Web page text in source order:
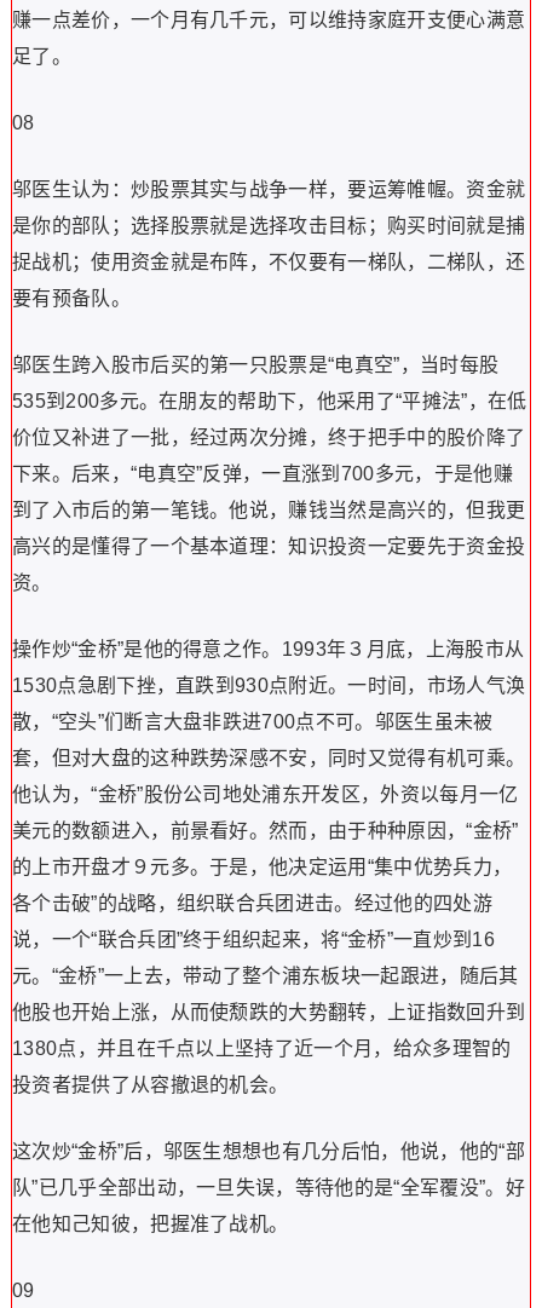
赚一点差价，一个月有几千元，可以维持家庭开支便心满意
足了。
08
邬医生认为：炒股票其实与战争一样，要运筹帷幄。资金就
是你的部队；选择股票就是选择攻击目标；购买时间就是捕
捉战机；使用资金就是布阵，不仅要有一梯队，二梯队，还
要有预备队。
邬医生跨入股市后买的第一只股票是“电真空”，当时每股
535到200多元。在朋友的帮助下，他采用了“平摊法”，在低
价位又补进了一批，经过两次分摊，终于把手中的股价降了
下来。后来，“电真空”反弹，一直涨到700多元，于是他赚
到了入市后的第一笔钱。他说，赚钱当然是高兴的，但我更
高兴的是懂得了一个基本道理：知识投资一定要先于资金投
资。
操作炒“金桥”是他的得意之作。1993年３月底，上海股市从
1530点急剧下挫，直跌到930点附近。一时间，市场人气涣
散，“空头”们断言大盘非跌进700点不可。邬医生虽未被
套，但对大盘的这种跌势深感不安，同时又觉得有机可乘。
他认为，“金桥”股份公司地处浦东开发区，外资以每月一亿
美元的数额进入，前景看好。然而，由于种种原因，“金桥”
的上市开盘才９元多。于是，他决定运用“集中优势兵力，
各个击破”的战略，组织联合兵团进击。经过他的四处游
说，一个“联合兵团”终于组织起来，将“金桥”一直炒到16
元。“金桥”一上去，带动了整个浦东板块一起跟进，随后其
他股也开始上涨，从而使颓跌的大势翻转，上证指数回升到
1380点，并且在千点以上坚持了近一个月，给众多理智的
投资者提供了从容撤退的机会。
这次炒“金桥”后，邬医生想想也有几分后怕，他说，他的“部
队”已几乎全部出动，一旦失误，等待他的是“全军覆没”。好
在他知己知彼，把握准了战机。
09